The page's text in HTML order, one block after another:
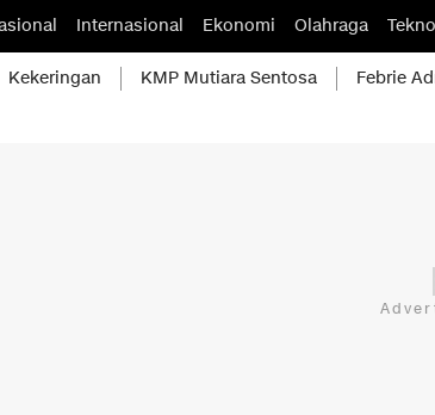
Internasional Ekonomi Olahraga
Kekeringan KMP Mutiara Sentosa Febrie